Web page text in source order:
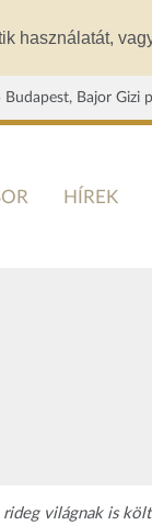
használatát,
Bajor Gizi
HÍREK
rideg világnak is